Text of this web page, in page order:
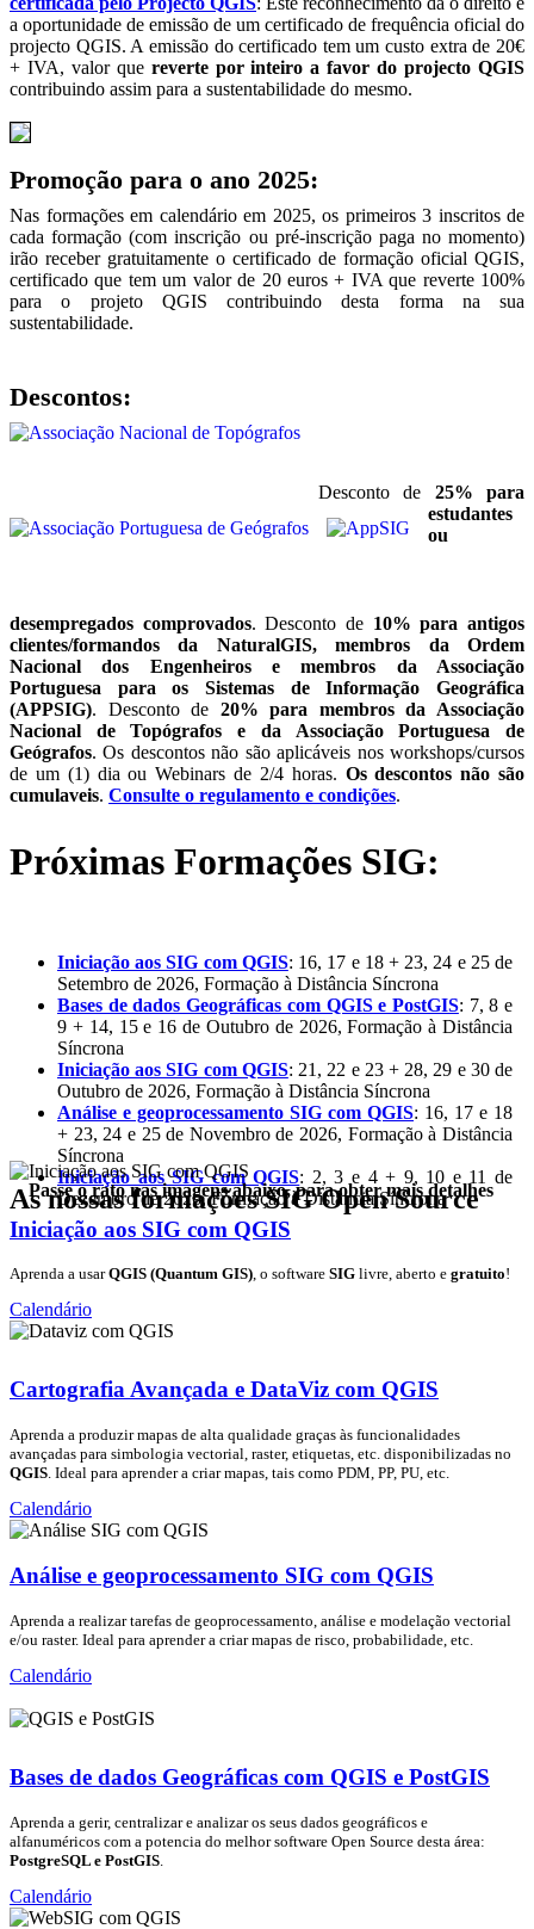
a oportunidade de emissão de um certificado de frequência oficial do
projecto QGIS. A emissão do certificado tem um custo extra de 20€
+ IVA, valor que reverte por inteiro a favor do projecto QGIS
contribuindo assim para a sustentabilidade do mesmo.
Promoção para o ano 2025:
Nas formações em calendário em 2025, os primeiros 3 inscritos de
cada formação (com inscrição ou pré-inscrição paga no momento)
irão receber gratuitamente o certificado de formação oficial QGIS,
certificado que tem um valor de 20 euros + IVA que reverte 100%
para o projeto QGIS contribuindo desta forma na sua
sustentabilidade.
Descontos:
Desconto de 25% para
estudantes
ou
desempregados comprovados. Desconto de 10% para antigos
clientes/formandos da NaturalGIS, membros da Ordem
Nacional dos Engenheiros e membros da Associação
Portuguesa para os Sistemas de Informação Geográfica
(APPSIG). Desconto de 20% para membros da Associação
Nacional de Topógrafos e da Associação Portuguesa de
Geógrafos. Os descontos não são aplicáveis nos workshops/cursos
de um (1) dia ou Webinars de 2/4 horas. Os descontos não são
cumulaveis. Consulte o regulamento e condições.
Próximas Formações SIG:
Iniciação aos SIG com QGIS: 16, 17 e 18 + 23, 24 e 25 de
Setembro de 2026, Formação à Distância Síncrona
Bases de dados Geográficas com QGIS e PostGIS: 7, 8 e
9 + 14, 15 e 16 de Outubro de 2026, Formação à Distância
Síncrona
Iniciação aos SIG com QGIS: 21, 22 e 23 + 28, 29 e 30 de
Outubro de 2026, Formação à Distância Síncrona
Análise e geoprocessamento SIG com QGIS: 16, 17 e 18
+ 23, 24 e 25 de Novembro de 2026, Formação à Distância
Síncrona
Iniciação aos SIG com QGIS: 2, 3 e 4 + 9, 10 e 11 de
Dezembro de 2026, Formação à Distância Síncrona
As nossas formações SIG Open Source
Passe o rato nas imagens abaixo, para obter mais detalhes
Iniciação aos SIG com QGIS
Aprenda a usarQGIS (Quantum GIS), o software SIG livre, aberto e gratuito!
Calendário
Cartografia Avançada e DataViz com QGIS
Aprenda a produzir mapas de alta qualidade graças às funcionalidades
avançadas para simbologia vectorial, raster, etiquetas, etc. disponibilizadas no
QGIS . Ideal para aprender a criar mapas, tais como PDM, PP, PU, etc.
Calendário
Análise e geoprocessamento SIG com QGIS
Aprenda a realizar tarefas de geoprocessamento, análise e modelação vectorial
e/ou raster. Ideal para aprender a criar mapas de risco, probabilidade, etc.
Calendário
Bases de dados Geográficas com QGIS e PostGIS
Aprenda a gerir, centralizar e analizar os seus dados geográficos e
alfanuméricos com a potencia do melhor software Open Source desta área:
PostgreSQL e PostGIS
Calendário